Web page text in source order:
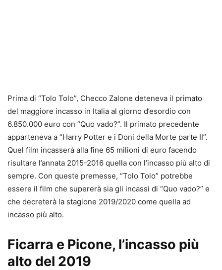
Prima di “Tolo Tolo”, Checco Zalone deteneva il primato
del maggiore incasso in Italia al giorno d’esordio con
6.850.000 euro con “Quo vado?”. Il primato precedente
apparteneva a “Harry Potter e i Doni della Morte parte II”.
Quel film incasserà alla fine 65 milioni di euro facendo
risultare l’annata 2015-2016 quella con l’incasso più alto di
sempre. Con queste premesse, “Tolo Tolo” potrebbe
essere il film che supererà sia gli incassi di “Quo vado?” e
che decreterà la stagione 2019/2020 come quella ad
incasso più alto.
Ficarra e Picone, l’incasso più
alto del 2019